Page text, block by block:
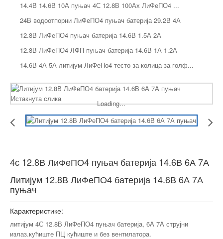
14.4В 14.6В 10А пуњач 4С 12.8В 100Ах ЛиФеПО4 ...
24В водоотпорни ЛиФеПО4 пуњач батерија 29.2В 4А
12.8В ЛиФеПО4 пуњач батерија 14.6В 1.5А 2А
12.8В ЛиФеПО4 ЛФП пуњач батерија 14.6В 1А 1.2А
14.6В 4А 5А литијум ЛиФеПо4 тесто за колица за голф...
Loading...
4с 12.8В ЛиФеПО4 пуњач батерија 14.6В 6А 7А
Литијум 12.8В ЛиФеПО4 батерија 14.6В 6А 7А
пуњач
Карактеристике:
литијум 4С 12.8В ЛиФеПО4 пуњач батерија, 6А 7А струјни
излаз.кућиште ПЦ кућиште и без вентилатора.